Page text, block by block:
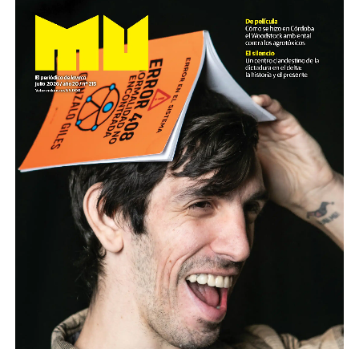
Cartucho como el que de dispararon a Pablo Grillo en la
manifestación del miércoles pasado.
El video fue presentado este lunes en la sede de ARGRA
(Asociación de Reporteros Gráficos de la Argentina)
junto al SiPreBa (Sindicato de Prensa de Buenos Aires).